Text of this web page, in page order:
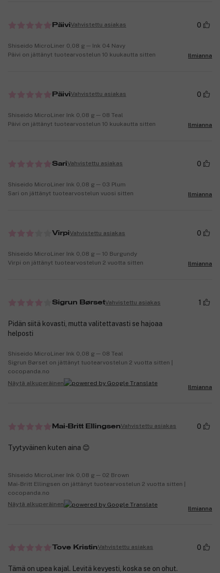
PäiviVahvistettu asiakas 0
Shiseido MicroLiner 0,08 g ─ Ink 04 Navy
Päivi on jättänyt tuotearvostelun 10 kuukautta sitten
Ilmianna
PäiviVahvistettu asiakas 0
Shiseido MicroLiner Ink 0,08 g ─ 08 Teal
Päivi on jättänyt tuotearvostelun 10 kuukautta sitten
Ilmianna
SariVahvistettu asiakas 0
Shiseido MicroLiner Ink 0,08 g ─ 03 Plum
Sari on jättänyt tuotearvostelun vuosi sitten
Ilmianna
VirpiVahvistettu asiakas 0
Shiseido MicroLiner Ink 0,08 g ─ 10 Burgundy
Virpi on jättänyt tuotearvostelun 2 vuotta sitten
Ilmianna
Sigrun BørsetVahvistettu asiakas 1
Pidän siitä kovasti, mutta valitettavasti se hajoaa
helposti
Shiseido MicroLiner Ink 0,08 g ─ 08 Teal
Sigrun Børset on jättänyt tuotearvostelun 2 vuotta sitten |
cocopanda.no
Näytä alkuperäinen
Ilmianna
Mai-Britt EllingsenVahvistettu asiakas 0
Tyytyväinen kuten aina 😊
Shiseido MicroLiner Ink 0,08 g ─ 02 Brown
Mai-Britt Ellingsen on jättänyt tuotearvostelun 2 vuotta sitten |
cocopanda.no
Näytä alkuperäinen
Ilmianna
Tove KristinVahvistettu asiakas 0
Tämä on upea kajal. Levitä kevyesti, koska se on ohut.